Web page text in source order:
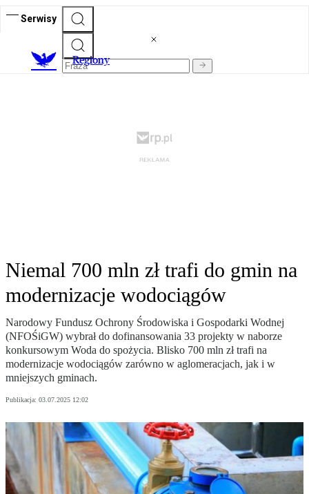
Serwisy
Regiony
Niemal 700 mln zł trafi do gmin na
modernizacje wodociągów
Narodowy Fundusz Ochrony Środowiska i Gospodarki Wodnej
(NFOŚiGW) wybrał do dofinansowania 33 projekty w naborze
konkursowym Woda do spożycia. Blisko 700 mln zł trafi na
modernizacje wodociągów zarówno w aglomeracjach, jak i w
mniejszych gminach.
Publikacja: 03.07.2025 12:02